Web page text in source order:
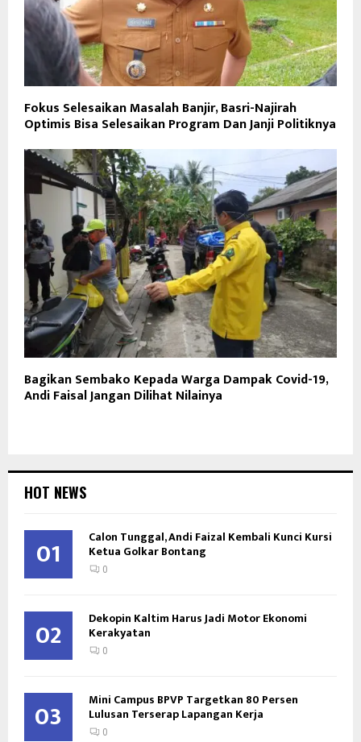
Fokus Selesaikan Masalah Banjir, Basri-Najirah
Optimis Bisa Selesaikan Program Dan Janji Politiknya
Bagikan Sembako Kepada Warga Dampak Covid-19,
Andi Faisal Jangan Dilihat Nilainya
HOT NEWS
01 Calon Tunggal, Andi Faizal Kembali Kunci Kursi
Ketua Golkar Bontang
0
02 Dekopin Kaltim Harus Jadi Motor Ekonomi
Kerakyatan
0
03 Mini Campus BPVP Targetkan 80 Persen
Lulusan Terserap Lapangan Kerja
0